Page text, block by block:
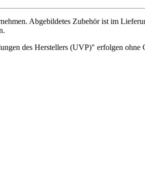
Abgebildetes Zubehör ist im
des Herstellers (UVP)" erfolgen ohne